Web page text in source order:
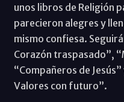
unos libros de Religión
parecieron alegres y
mismo confiesa.
Corazón traspasado”,
“Compañeros de
Valores con futuro”.